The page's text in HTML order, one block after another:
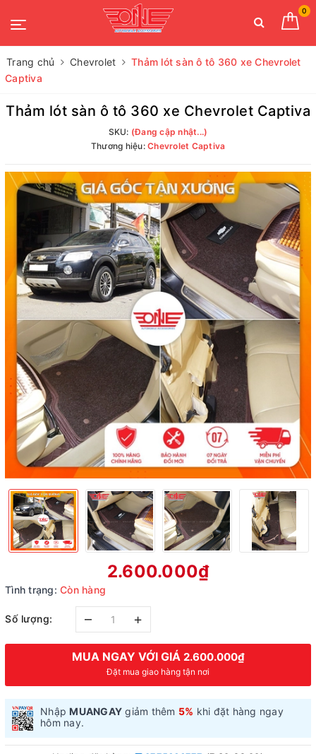
0
Trang chủ Chevrolet
Thảm lót sàn ô tô 360 xe Chevrolet
Captiva
Thảm lót sàn ô tô 360 xe Chevrolet Captiva
SKU: (Đang cập nhật...)
Thương hiệu: Chevrolet Captiva
2.600.000₫
Tình trạng: Còn hàng
Số lượng: – +
MUA NGAY VỚI GIÁ 2.600.000₫
Đặt mua giao hàng tận nơi
Nhập MUANGAY giảm thêm 5% khi đặt hàng ngay
hôm nay.